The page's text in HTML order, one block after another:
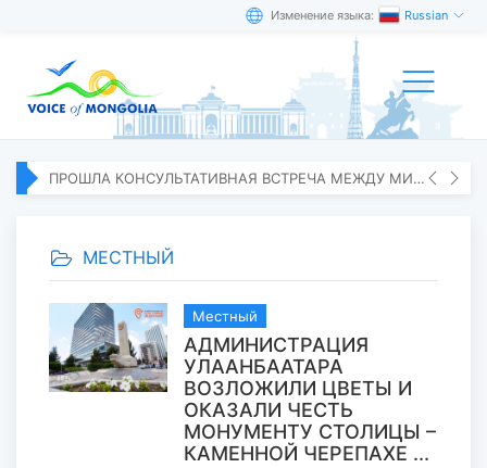
Изменение языка: Russian
ПРОШЛА КОНСУЛЬТАТИВНАЯ ВСТРЕЧА МЕЖДУ МИД МОНГОЛИИ И ЯПОНИИ
МЕСТНЫЙ
Местный
АДМИНИСТРАЦИЯ
УЛААНБААТАРА
ВОЗЛОЖИЛИ ЦВЕТЫ И
ОКАЗАЛИ ЧЕСТЬ
МОНУМЕНТУ СТОЛИЦЫ –
КАМЕННОЙ ЧЕРЕПАХЕ ...